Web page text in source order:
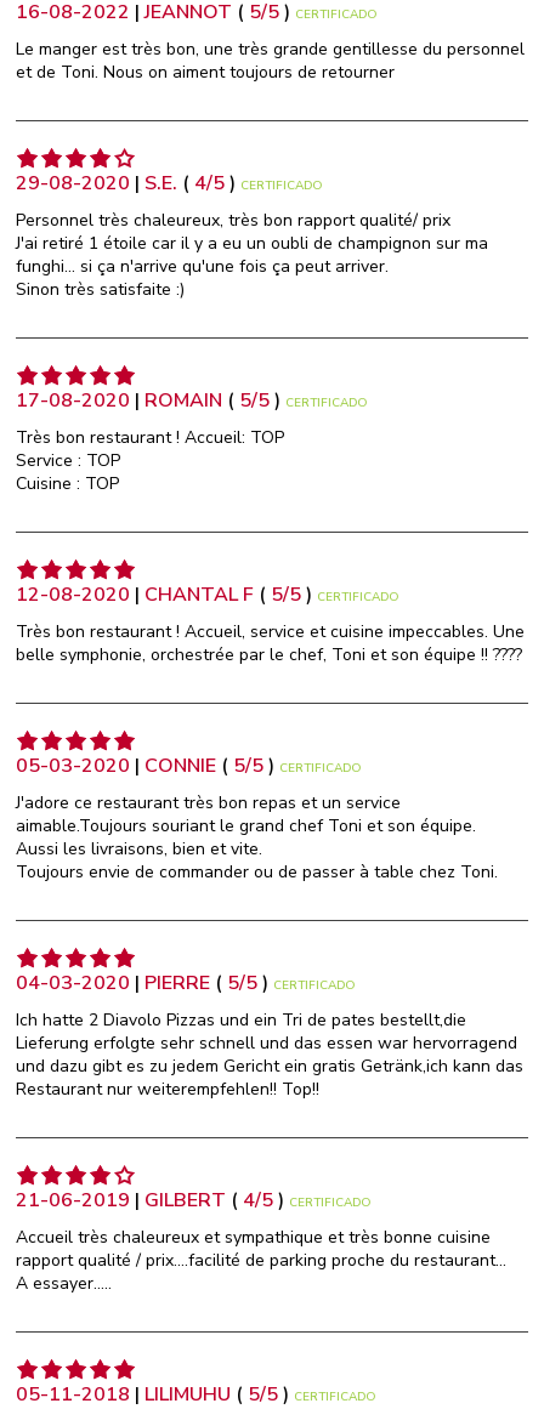
16-08-2022 |JEANNOT ( 5/5) CERTIFICADO
Le manger est très bon, une très grande gentillesse du personnel
et de Toni. Nous on aiment toujours de retourner
29-08-2020 | S.E. ( 4/5) CERTIFICADO
Personnel très chaleureux, très bon rapport qualité/ prix
J'ai retiré 1 étoile car il y a eu un oubli de champignon sur ma
funghi... si ça n'arrive qu'une fois ça peut arriver.
Sinon très satisfaite :)
17-08-2020 | ROMAIN ( 5/5) CERTIFICADO
Très bon restaurant ! Accueil: TOP
Service : TOP
Cuisine : TOP
12-08-2020 | CHANTAL F ( 5/5) CERTIFICADO
Très bon restaurant ! Accueil, service et cuisine impeccables. Une
belle symphonie, orchestrée par le chef, Toni et son équipe !! ????
05-03-2020 | CONNIE ( 5/5) CERTIFICADO
J'adore ce restaurant très bon repas et un service
aimable.Toujours souriant le grand chef Toni et son équipe.
Aussi les livraisons, bien et vite.
Toujours envie de commander ou de passer à table chez Toni.
04-03-2020 | PIERRE ( 5/5) CERTIFICADO
Ich hatte 2 Diavolo Pizzas und ein Tri de pates bestellt,die
Lieferung erfolgte sehr schnell und das essen war hervorragend
und dazu gibt es zu jedem Gericht ein gratis Getränk,ich kann das
Restaurant nur weiterempfehlen!! Top!!
21-06-2019 | GILBERT ( 4/5) CERTIFICADO
Accueil très chaleureux et sympathique et très bonne cuisine
rapport qualité / prix....facilité de parking proche du restaurant...
A essayer.....
05-11-2018 | LILIMUHU ( 5/5) CERTIFICADO